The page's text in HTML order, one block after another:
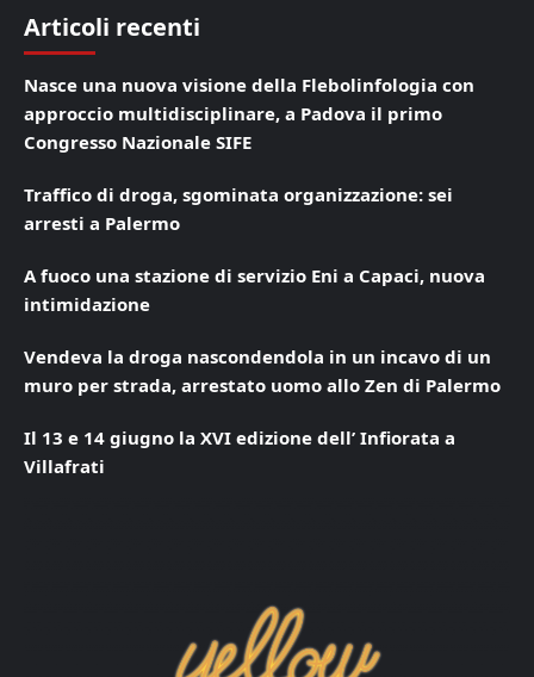
Articoli recenti
Nasce una nuova visione della Flebolinfologia con
approccio multidisciplinare, a Padova il primo
Congresso Nazionale SIFE
Traffico di droga, sgominata organizzazione: sei
arresti a Palermo
A fuoco una stazione di servizio Eni a Capaci, nuova
intimidazione
Vendeva la droga nascondendola in un incavo di un
muro per strada, arrestato uomo allo Zen di Palermo
Il 13 e 14 giugno la XVI edizione dell’ Infiorata a
Villafrati